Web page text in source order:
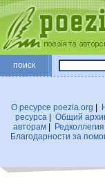
поиск
О ресурсе poezia.org
ресурса
Общий
авторам|
Благодарности за